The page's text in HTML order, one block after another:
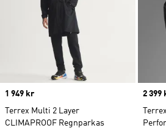
Price
1 949 kr
Terrex Multi 2 Layer
CLIMAPROOF Regnparkas
Price
2 399